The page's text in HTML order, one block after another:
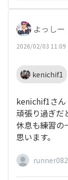
よっしー
2026/02/03 11:09
kenichif1
kenichif1さん
頑張り過ぎだ
休息も練習の
思います。